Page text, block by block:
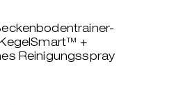
+
Reinigungsspray